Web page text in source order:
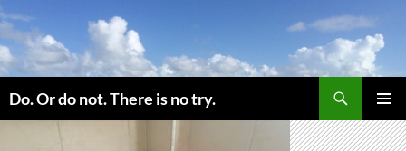
コ
ン
テ
ン
ツ
へ
Do. Or do not. There is no try.
索
メインメ
ニュー